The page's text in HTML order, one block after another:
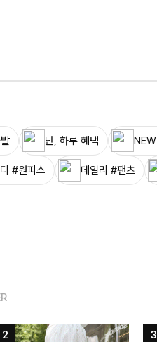
단, 하루 혜택
#원피스 데일리 #팬츠